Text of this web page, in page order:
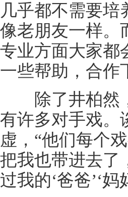
几乎都不需要培
像老朋友一样。
专业方面大家都
一些帮助，合作
除了井柏然，
有许多对手戏。
虚，“他们每个
把我也带进去了
过我的‘爸爸’‘